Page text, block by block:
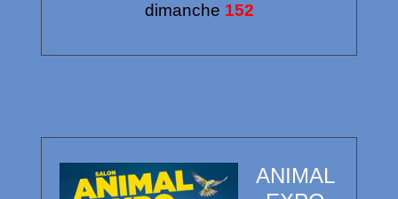
dimanche 152
ANIMAL